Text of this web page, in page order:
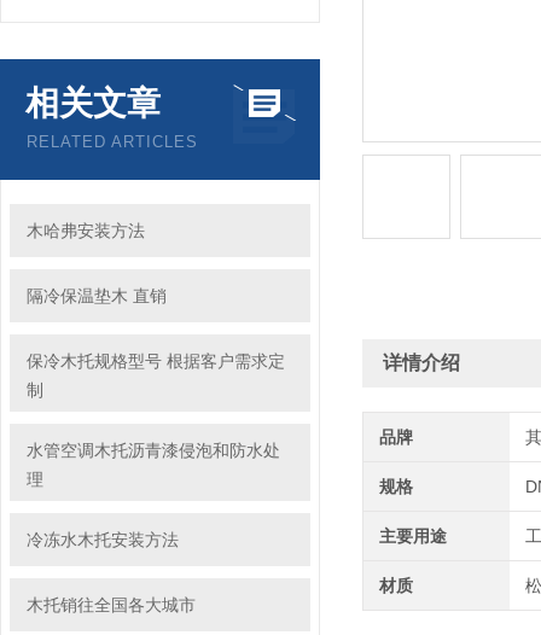
相关文章
RELATED ARTICLES
木哈弗安装方法
隔冷保温垫木 直销
保冷木托规格型号 根据客户需求定
制
水管空调木托沥青漆侵泡和防水处
理
冷冻水木托安装方法
木托销往全国各大城市
详情介绍
品牌
规格
主要用途
材质